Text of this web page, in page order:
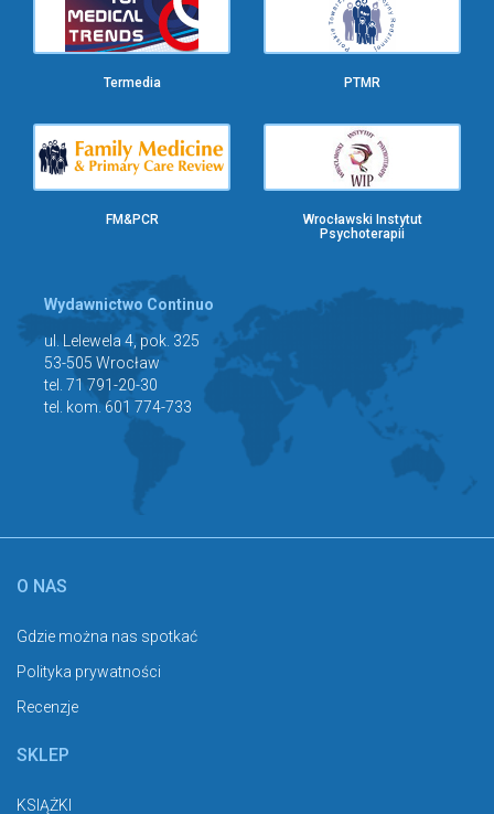
Termedia PTMR
FM&PCR
Wrocławski Instytut
Psychoterapii
Wydawnictwo Continuo
ul. Lelewela 4, pok. 325
53-505 Wrocław
tel. 71 791-20-30
tel. kom. 601 774-733
O NAS
Gdzie można nas spotkać
Polityka prywatności
Recenzje
SKLEP
KSIĄŻKI